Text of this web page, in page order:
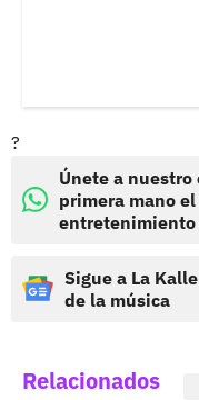
?
Únete a
primera mano
entretenimiento
Sigue a La
de la música
Relacionados